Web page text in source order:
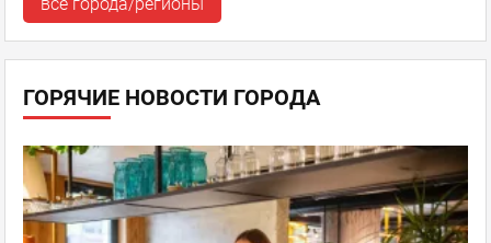
ГОРЯЧИЕ НОВОСТИ ГОРОДА